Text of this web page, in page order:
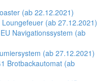
(ab 22.12.2021)
(ab 27.12.2021)
Navigationssystem (ab
(ab 27.12.2021)
Brotbackautomat (ab